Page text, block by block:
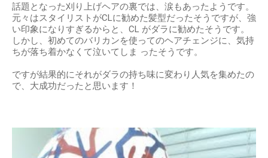
話題となった刈り上げヘアの裏では、涙もあったようです。
元々はスタイリストがCLに勧めた髪型だったそうですが、強
い印象になりすぎるからと、CL がダラに勧めたそうです。
しかし、初めてのバリカンを使ってのヘアチェンジに、気持
ちが落ち着かなくて泣いてしま ったそうです。
ですが結果的にそれがダラの持ち味に変わり⼈気を集めたの
で、⼤成功だったと思います！